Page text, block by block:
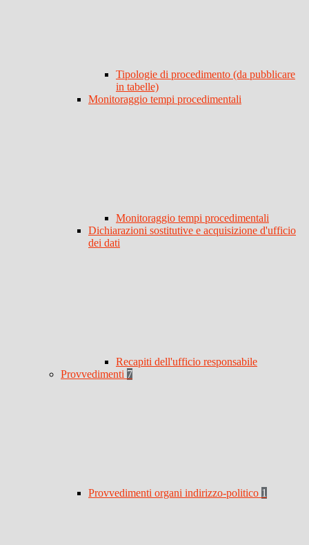
Tipologie di procedimento (da pubblicare
in tabelle)
Monitoraggio tempi procedimentali
Monitoraggio tempi procedimentali
Dichiarazioni sostitutive e acquisizione d'ufficio
dei dati
Recapiti dell'ufficio responsabile
Provvedimenti 7
Provvedimenti organi indirizzo-politico 1